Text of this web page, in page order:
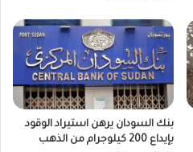
بنك السودان يرهن استيراد الوقود
بإيداع 200 كيلوجرام من الذهب